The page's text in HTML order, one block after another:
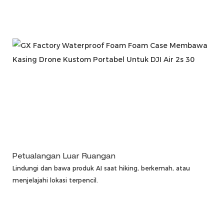
Petualangan Luar Ruangan
Lindungi dan bawa produk AI saat hiking, berkemah, atau
menjelajahi lokasi terpencil.